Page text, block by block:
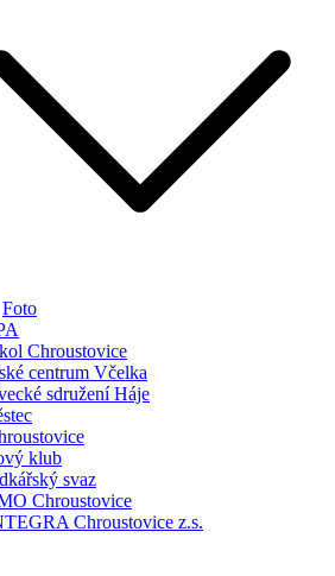
Foto
Chroustovice
centrum Včelka
sdružení Háje
klub
svaz
Chroustovice
Chroustovice z.s.